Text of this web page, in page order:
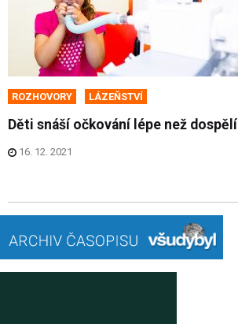
ROZHOVORY LÁZEŇSTVÍ
Děti snáší očkování lépe než dospělí
16. 12. 2021